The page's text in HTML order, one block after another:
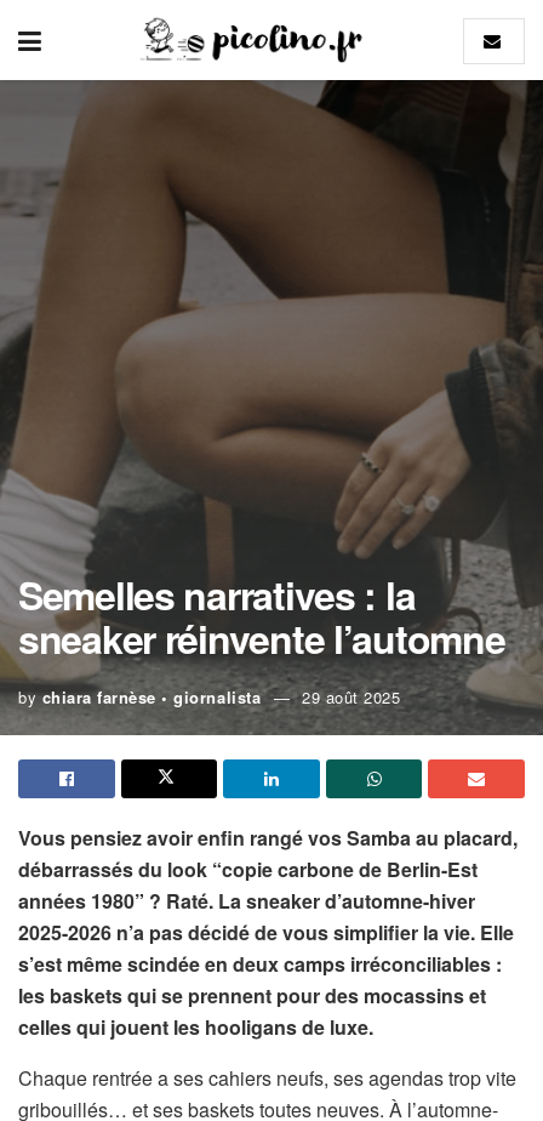
Semelles narratives : la
sneaker réinvente l’automne
by chiara farnèse • giornalista 29 août 2025
Vous pensiez avoir enfin rangé vos Samba au placard,
débarrassés du look “copie carbone de Berlin-Est
années 1980” ? Raté. La sneaker d’automne-hiver
2025-2026 n’a pas décidé de vous simplifier la vie. Elle
s’est même scindée en deux camps irréconciliables :
les baskets qui se prennent pour des mocassins et
celles qui jouent les hooligans de luxe.
Chaque rentrée a ses cahiers neufs, ses agendas trop vite
gribouillés… et ses baskets toutes neuves. À l’automne-